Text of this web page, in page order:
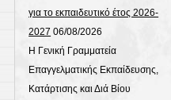
για το εκπαιδευτικό έτος 2026-
2027 06/08/2026
Η Γενική Γραμματεία
Επαγγελματικής Εκπαίδευσης,
Κατάρτισης και Διά Βίου